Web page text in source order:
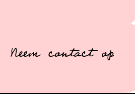
Neem contact op